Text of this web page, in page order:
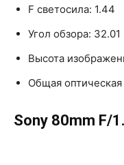
F светосила: 1.44
Угол обзора: 32.01
Высота
Общая
Sony 80mm F/